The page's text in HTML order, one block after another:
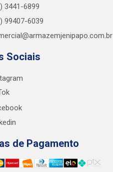
3441-6899
99407-6039
Sociais
de Pagamento